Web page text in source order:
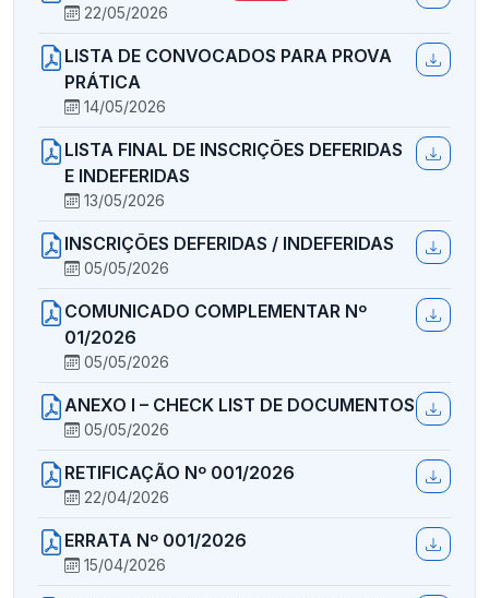
22/05/2026
LISTA DE CONVOCADOS PARA PROVA
PRÁTICA
14/05/2026
LISTA FINAL DE INSCRIÇÕES DEFERIDAS
E INDEFERIDAS
13/05/2026
INSCRIÇÕES DEFERIDAS / INDEFERIDAS
05/05/2026
COMUNICADO COMPLEMENTAR Nº
01/2026
05/05/2026
ANEXO I – CHECK LIST DE DOCUMENTOS
05/05/2026
RETIFICAÇÃO Nº 001/2026
22/04/2026
ERRATA Nº 001/2026
15/04/2026